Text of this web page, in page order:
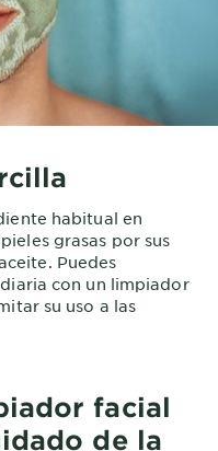
habitual en
grasas por sus
Puedes
con un limpiador
su uso a las
facial
de la